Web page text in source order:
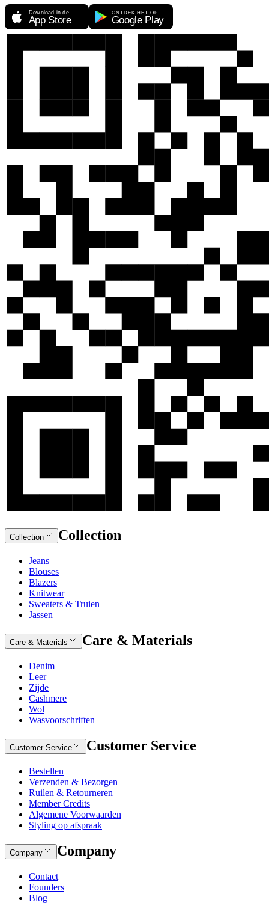
Collection Collection
Jeans
Blouses
Blazers
Knitwear
Sweaters & Truien
Jassen
Care & Materials Care & Materials
Denim
Leer
Zijde
Cashmere
Wol
Wasvoorschriften
Customer Service Customer Service
Bestellen
Verzenden & Bezorgen
Ruilen & Retourneren
Member Credits
Algemene Voorwaarden
Styling op afspraak
Company Company
Contact
Founders
Blog